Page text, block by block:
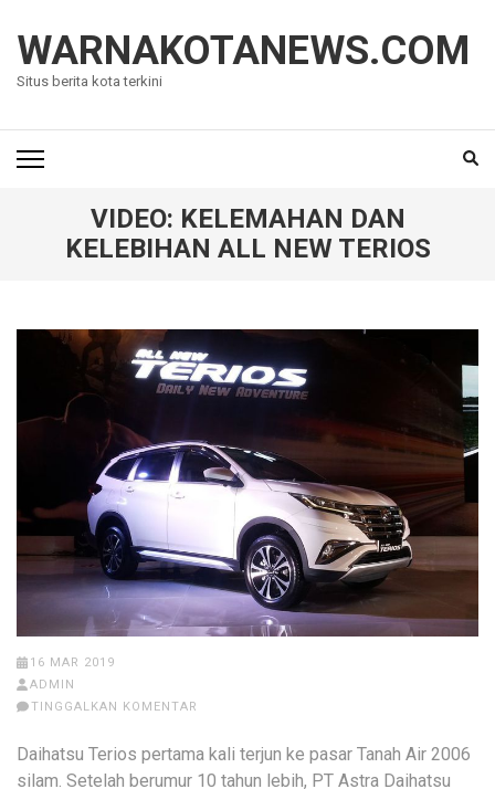
konten
(Tekan
WARNAKOTANEWS.COM
Situs berita kota terkini
VIDEO: KELEMAHAN DAN
KELEBIHAN ALL NEW TERIOS
16 MAR 2019
ADMIN
TINGGALKAN KOMENTAR
Daihatsu Terios pertama kali terjun ke pasar Tanah Air 2006
silam. Setelah berumur 10 tahun lebih, PT Astra Daihatsu